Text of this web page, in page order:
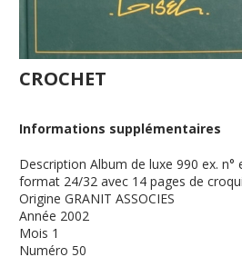
CROCHET
Informations supplémentaires
Description Album de luxe 990 ex. n°
format 24/32 avec 14 pages de
Origine GRANIT ASSOCIES
Année 2002
Mois 1
Numéro 50